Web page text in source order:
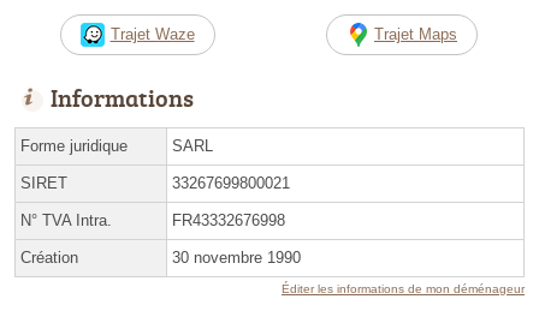
Trajet Waze Trajet Maps
Informations
Forme juridique SARL
SIRET 33267699800021
N° TVA Intra. FR43332676998
Création 30 novembre 1990
Éditer les informations de mon déménageur